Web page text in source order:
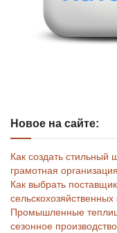
Новое на сайте:
Как создать
грамотная
Как выбрать
сельскохозяйственных
Промышленные
сезонное производство